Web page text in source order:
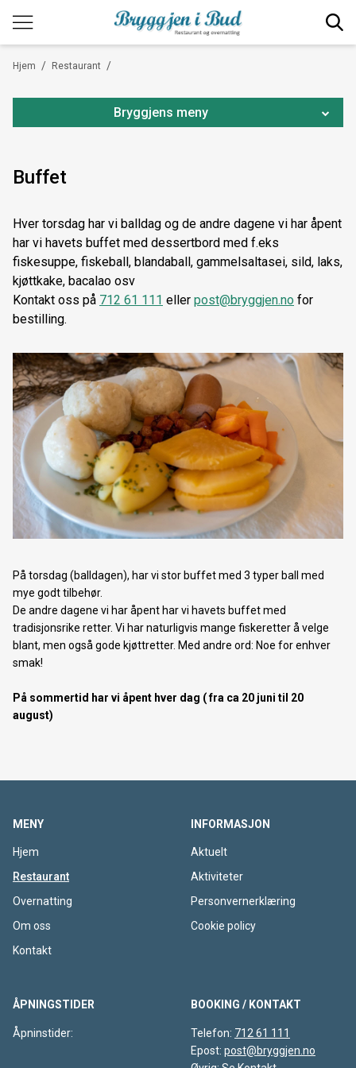
/
Hjem /
Restaurant
Bryggjens meny
Buffet
Julebord
Selskapslokaler
Buffet
Hver torsdag har vi balldag og de andre dagene vi har åpent
har vi havets buffet med dessertbord med f.eks
fiskesuppe, fiskeball, blandaball, gammelsaltasei, sild, laks,
kjøttkake, bacalao osv
Kontakt oss på 712 61 111 eller post@bryggjen.no for
bestilling.
På torsdag (balldagen), har vi stor buffet med 3 typer ball med
mye godt tilbehør.
De andre dagene vi har åpent har vi havets buffet med
tradisjonsrike retter. Vi har naturligvis mange fiskeretter å velge
blant, men også gode kjøttretter. Med andre ord: Noe for enhver
smak!
På sommertid har vi åpent hver dag ( fra ca 20 juni til 20
august)
MENY
Hjem
Restaurant
Overnatting
Om oss
Kontakt
INFORMASJON
Aktuelt
Aktiviteter
Personvernerklæring
Cookie policy
ÅPNINGSTIDER
Åpninstider:
BOOKING / KONTAKT
Telefon: 712 61 111
Epost: post@bryggjen.no